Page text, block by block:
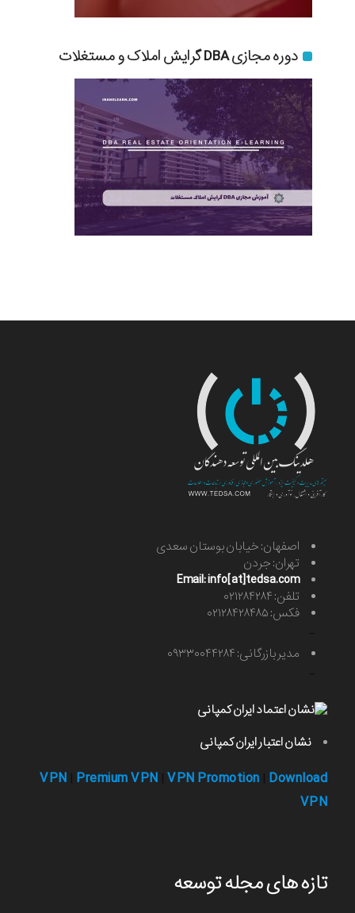
دوره مجازی DBA گرایش املاک و مستغلات
اصفهان: خیابان بوستان سعدی
تهران: جردن
Email: info[at]tedsa.com
تلفن: ۰۲۱۲۸۴۲۸۴
فکس: ۰۲۱۲۸۴۲۸۴۸۵
مدیر بازرگانی: ۰۹۳۳۰۰۴۴۲۸۴
نشان اعتبار ایران کمپانی
VPN Premium VPN VPN Promotion Download
VPN
تازه های مجله توسعه